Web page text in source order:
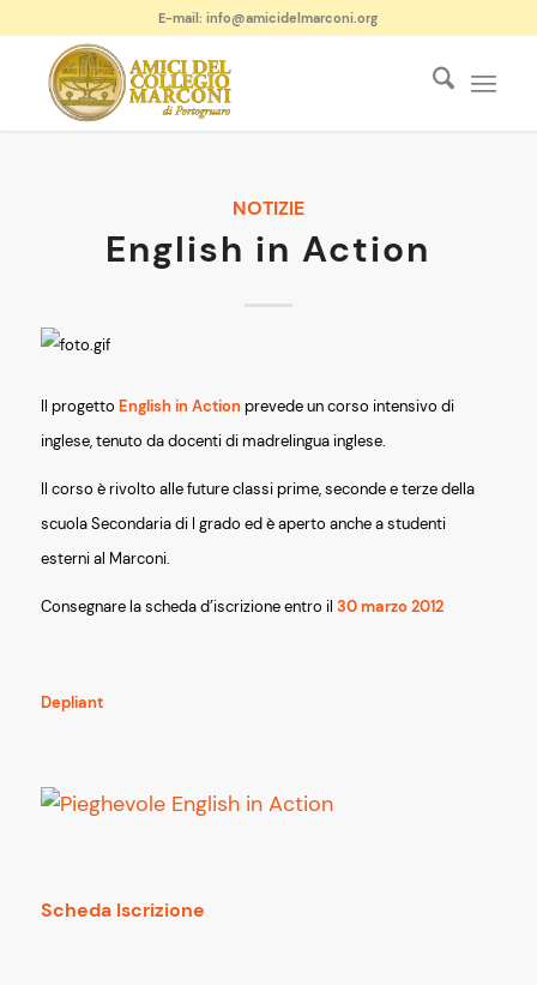
E-mail: info@amicidelmarconi.org
NOTIZIE
English in Action
Il progetto English in Actionprevede un corso intensivo di
inglese, tenuto da docenti di madrelingua inglese.
Il corso è rivolto alle future classi prime, seconde e terze della
scuola Secondaria di I grado ed è aperto anche a studenti
esterni al Marconi.
Consegnare la scheda d’iscrizione entro il 30 marzo 2012
Depliant
Scheda Iscrizione